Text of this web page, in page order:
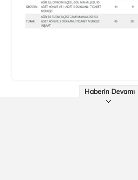
Haberin Devamı